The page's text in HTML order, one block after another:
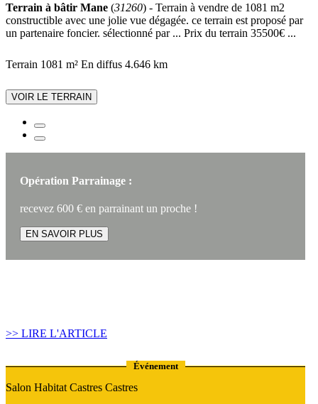
Terrain à bâtir Mane (31260) - Terrain à vendre de 1081 m2
constructible avec une jolie vue dégagée. ce terrain est proposé par
un partenaire foncier. sélectionné par ... Prix du terrain 35500€ ...
Terrain 1081 m² En diffus 4.646 km
VOIR LE TERRAIN
Opération Parrainage :
recevez 600 € en parrainant un proche !
EN SAVOIR PLUS
>> LIRE L'ARTICLE
Événement
Salon Habitat Castres Castres